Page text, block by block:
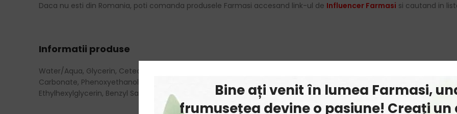
Bine ați venit în lumea Farmasi,
frumusețea devine o pasiune! Creați un
Daca nu esti din Romania, poti comanda produsele Farmasi accesand link-ul de Influencer Farmasi si cautand in
Informatii produse
Water/Aqua, Glycerin, Cetearyl Alcohol, Cetyl Alcohol, Ceteareth-20, Glyceryl Stearate,&nbsp;Ceteareth-12, Cetyl
Carbonate, Phenoxyethanol, Dimethicone, Cera,&nbsp;Alba/Beeswax, Fragrance/Parfum, Sodium Polyacrylate,
Ethylhexylglycerin, Benzyl Salicylate, Limonene, Butylphenyl Methylpropional.